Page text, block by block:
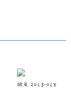
आ.ब. २०८३-०८४